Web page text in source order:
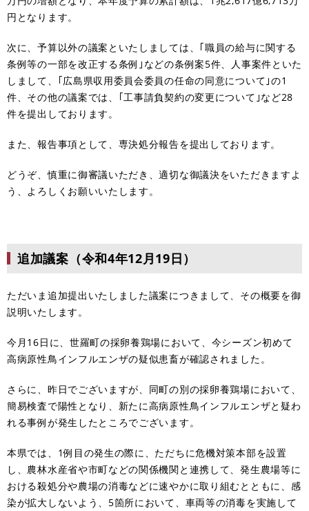
円となります。
次に、予算以外の議案といたしましては、｢職員の給与に関する
条例等の一部を改正する条例｣などの条例案5件、人事案件といた
しまして、｢広島県収用委員会委員の任命の同意について｣の1
件、その他の議案では、｢工事請負契約の変更について｣など28
件を提出しております。
また、報告事項として、専決処分報告を提出しております。
どうぞ、慎重に御審議いただき、適切な御議決をいただきますよ
う、よろしくお願いいたします。
追加議案（令和4年12月19日）
ただいま追加提出いたしました議案につきまして、その概要を御
説明いたします。
今月16日に、世羅町の採卵養鶏場において、今シーズン初めて
高病原性鳥インフルエンザの疑似患畜が確認されました。
さらに、昨日でございますが、同町の別の採卵養鶏場において、
簡易検査で陽性となり、新たに高病原性鳥インフルエンザと疑わ
れる事例が発生したところでございます。
本県では、1例目の発生の際に、ただちに危機対策本部を設置
し、農林水産省や市町などの関係機関と連携して、発生農場等に
おける殺処分や農場の消毒などに速やかに取り組むとともに、感
染が拡大しないよう、5箇所において、車両等の消毒を実施して